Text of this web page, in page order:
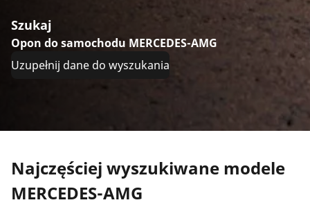
Szukaj
Opon do samochodu MERCEDES-AMG
Uzupełnij dane do wyszukania
Najczęściej wyszukiwane modele
MERCEDES-AMG